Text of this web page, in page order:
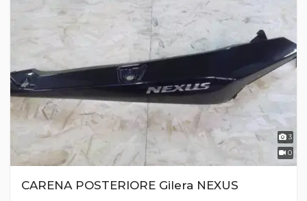
3
0
CARENA POSTERIORE Gilera NEXUS